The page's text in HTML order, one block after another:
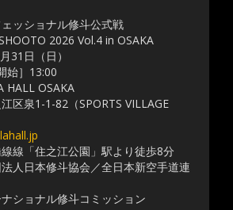
ェッショナル修斗公式戦
2026 Vol.4 in OSAKA
31日（日）
始］13:00
HALL OSAKA
区泉1-1-82（SPORTS VILLAGE
線「住之江公園」駅より徒歩8分
法人日本修斗協会／全日本新空手道連
ナショナル修斗コミッション